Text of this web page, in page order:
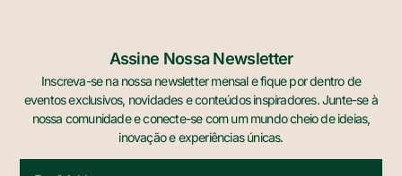
Assine Nossa Newsletter
Inscreva-se na nossa newsletter mensal e fique por dentro de
eventos exclusivos, novidades e conteúdos inspiradores. Junte-se à
nossa comunidade e conecte-se com um mundo cheio de ideias,
inovação e experiências únicas.